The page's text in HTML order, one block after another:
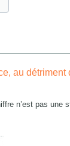
au détriment
n’est pas une